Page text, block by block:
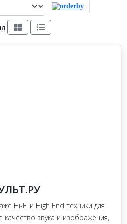
Hi-Fi и High End техники для
качество звука и изображения,